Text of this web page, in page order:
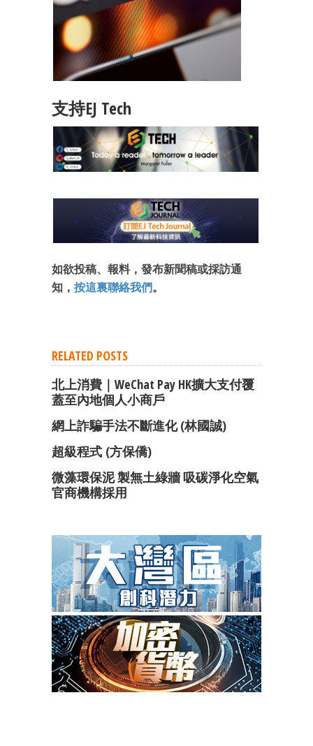
支持EJ Tech
如欲投稿、報料，發布新聞稿或採訪通
知， 按這裏聯絡我們。
RELATED POSTS
北上消費｜WeChat Pay HK擴大支付覆
蓋至內地個人小商戶
網上詐騙手法不斷進化 (林國誠)
超級程式 (方保僑)
微藻環保泥 製無土綠牆 吸碳淨化空氣
官商機構採用
成為 EJ Tech 會員
最新資訊（附創業懶人包）